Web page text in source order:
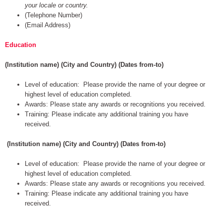
your locale or country.
(Telephone Number)
(Email Address)
Education
(Institution name) (City and Country) (Dates from-to)
Level of education: Please provide the name of your degree or
highest level of education completed.
Awards: Please state any awards or recognitions you received.
Training: Please indicate any additional training you have
received.
(Institution name) (City and Country) (Dates from-to)
Level of education: Please provide the name of your degree or
highest level of education completed.
Awards: Please state any awards or recognitions you received.
Training: Please indicate any additional training you have
received.